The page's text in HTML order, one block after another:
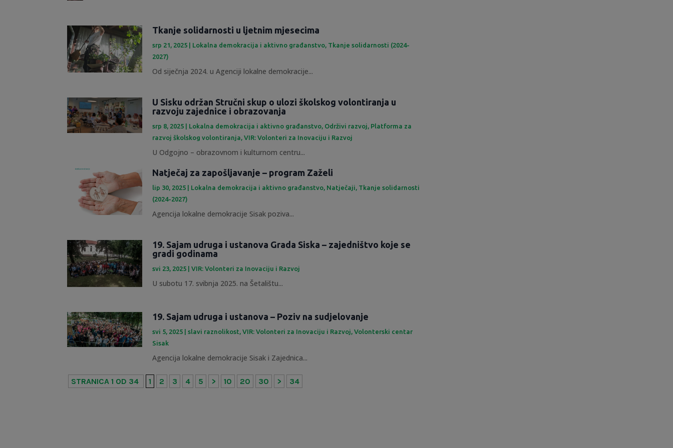
Tkanje solidarnosti u ljetnim mjesecima
srp 21, 2025 Lokalna demokracija i aktivno građanstvo, Tkanje solidarnosti (2024-
2027)
Od siječnja 2024. u Agenciji lokalne demokracije...
U Sisku održan Stručni skup o ulozi školskog volontiranja u
razvoju zajednice i obrazovanja
srp 8, 2025 Lokalna demokracija i aktivno građanstvo, Održivi razvoj, Platforma za
razvoj školskog volontiranja,VIR: Volonteri za Inovaciju i Razvoj
U Odgojno – obrazovnom i kulturnom centru...
Natječaj za zapošljavanje – program Zaželi
lip 30, 2025 Lokalna demokracija i aktivno građanstvo, Natječaji, Tkanje solidarnosti
(2024-2027)
Agencija lokalne demokracije Sisak poziva...
19. Sajam udruga i ustanova Grada Siska – zajedništvo koje se
gradi godinama
svi 23, 2025 |VIR: Volonteri za Inovaciju i Razvoj
U subotu 17. svibnja 2025. na Šetalištu...
19. Sajam udruga i ustanova – Poziv na sudjelovanje
svi 5, 2025 |slavi raznolikost ,VIR: Volonteri za Inovaciju i Razvoj ,Volonterski centar
Sisak
Agencija lokalne demokracije Sisak i Zajednica...
STRANICA 1 OD 34 1 2 3 4 5 > 10 20 30 > 34